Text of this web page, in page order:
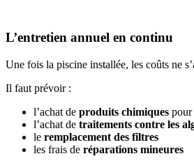
L’entretien annuel en continu
Une fois la piscine installée, les coûts ne
Il faut prévoir :
l’achat de produits chimiques pour
l’achat de traitements contre les
le remplacement des filtres
les frais de réparations mineures